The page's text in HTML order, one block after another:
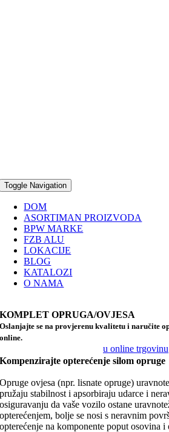
Toggle Navigation
DOM
ASORTIMAN PROIZVODA
BPW MARKE
FZB ALU
LOKACIJE
BLOG
KATALOZI
O NAMA
KOMPLET OPRUGA/OVJESA
Oslanjajte se na provjerenu kvalitetu i naručite
online.
u online trgovinu
Kompenzirajte opterećenje silom opruge
Opruge ovjesa (npr. lisnate opruge)
pružaju stabilnost i apsorbiraju udarce i
osiguravanju da vaše vozilo ostane
opterećenjem, bolje se nosi s neravnim
opterećenje na komponente poput osovina i